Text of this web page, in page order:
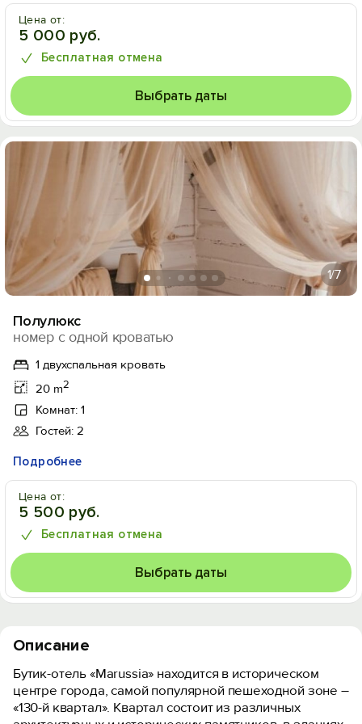
Цена от:
5 000 руб.
Бесплатная отмена
Выбрать даты
1/7
Полулюкс
номер с одной кроватью
1 двухспальная кровать
20 m2
Комнат: 1
Гостей: 2
Подробнее
Цена от:
5 500 руб.
Бесплатная отмена
Выбрать даты
Описание
Бутик-отель «Marussia» находится в историческом
центре города, самой популярной пешеходной зоне –
«130-й квартал». Квартал состоит из различных